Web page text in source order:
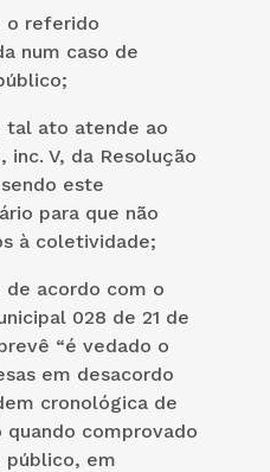
o referido
num caso de
tal ato atende ao
inc. V, da Resolução
este
para que não
à coletividade;
de acordo com o
028 de 21 de
“é vedado o
em desacordo
cronológica de
comprovado
público, em